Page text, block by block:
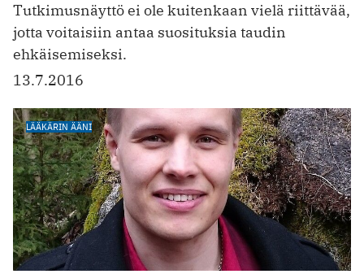
Tutkimusnäyttö ei ole kuitenkaan vielä riittävää,
jotta voitaisiin antaa suosituksia taudin
ehkäisemiseksi.
13.7.2016
LÄÄKÄRIN ÄÄNI